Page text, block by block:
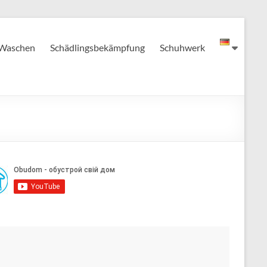
Schädlingsbekämpfung Schuhwerk